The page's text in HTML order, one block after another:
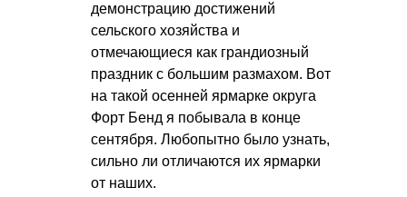
демонстрацию достижений
сельского хозяйства и
отмечающиеся как грандиозный
праздник с большим размахом. Вот
на такой осенней ярмарке округа
Форт Бенд я побывала в конце
сентября. Любопытно было узнать,
сильно ли отличаются их ярмарки
от наших.